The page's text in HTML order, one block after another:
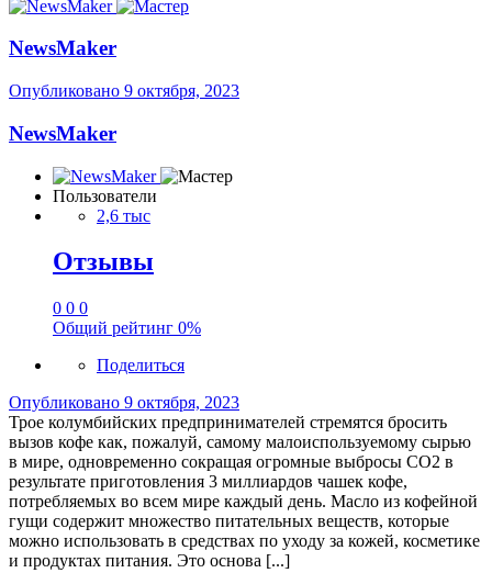
NewsMaker
Опубликовано 9 октября, 2023
NewsMaker
Пользователи
2,6 тыс
Отзывы
0 0 0
Общий рейтинг 0%
Поделиться
Опубликовано 9 октября, 2023
Трое колумбийских предпринимателей стремятся бросить
вызов кофе как, пожалуй, самому малоиспользуемому сырью
в мире, одновременно сокращая огромные выбросы CO2 в
результате приготовления 3 миллиардов чашек кофе,
потребляемых во всем мире каждый день. Масло из кофейной
гущи содержит множество питательных веществ, которые
можно использовать в средствах по уходу за кожей, косметике
и продуктах питания. Это основа [...]